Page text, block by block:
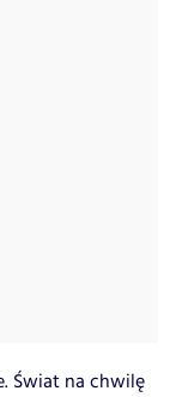
Świat na chwilę